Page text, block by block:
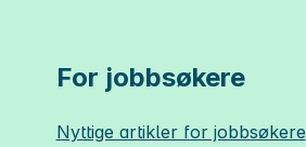
For jobbsøkere
Nyttige artikler for jobbsøkere